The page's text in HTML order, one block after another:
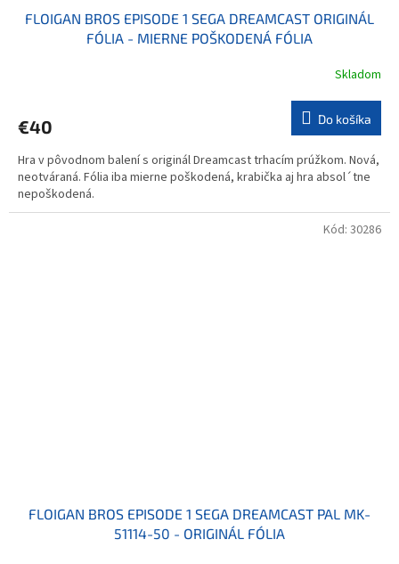
FLOIGAN BROS EPISODE 1 SEGA DREAMCAST ORIGINÁL
FÓLIA - MIERNE POŠKODENÁ FÓLIA
Skladom
€40 Do košíka
Hra v pôvodnom balení s originál Dreamcast trhacím prúžkom. Nová,
neotváraná. Fólia iba mierne poškodená, krabička aj hra absol´tne
nepoškodená.
FLOIGAN BROS EPISODE 1 SEGA DREAMCAST PAL MK-
51114-50 - ORIGINÁL FÓLIA
Kód: 30286